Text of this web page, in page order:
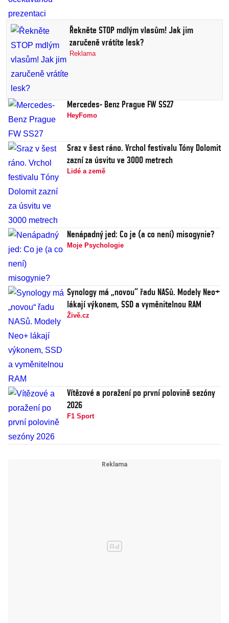
Řekněte STOP mdlým vlasům! Jak jim
zaručeně vrátíte lesk?
Reklama
Mercedes- Benz Prague FW SS27
HeyFomo
Sraz v šest ráno. Vrchol festivalu Tóny Dolomit
zazní za úsvitu ve 3000 metrech
Lidé a země
Nenápadný jed: Co je (a co není) misogynie?
Moje Psychologie
Synology má „novou“ řadu NASů. Modely Neo+
lákají výkonem, SSD a vyměnitelnou RAM
Živě.cz
Vítězové a poražení po první polovině sezóny
2026
F1 Sport